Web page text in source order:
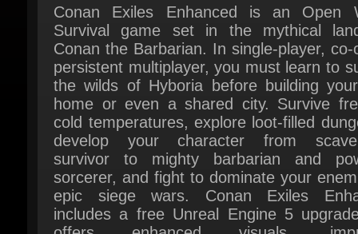
Conan the Barbarian. In single-player, co-
persistent multiplayer, you must learn to
the wilds of Hyboria before building your
home or even a shared city. Survive
cold temperatures, explore loot-filled
develop your character from
survivor to mighty barbarian and
sorcerer, and fight to dominate your
epic siege wars. Conan Exiles
includes a free Unreal Engine 5
offers enhanced visuals,
performance, and a more integrated world.